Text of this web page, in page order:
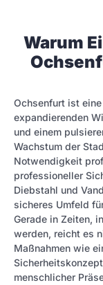
Warum
Ochsenfurt ist
expandierenden
und einem
Wachstum der
Notwendigkeit
professioneller
Diebstahl und
sicheres Umfeld
Gerade in Zeiten,
werden, reicht es
Maßnahmen wie
menschlicher